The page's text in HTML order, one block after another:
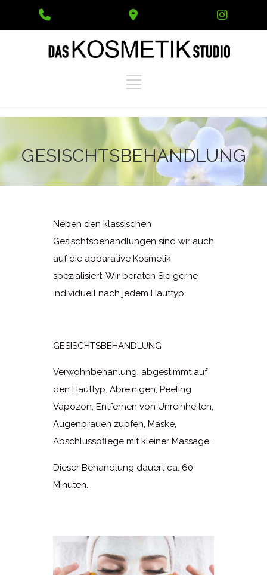
GESISCHTSBEHANDLUNG
Neben den klassischen
Gesischtsbehandlungen sind wir auch
auf die apparative Kosmetik
spezialisiert. Wir beraten Sie gerne
individuell nach jedem Hauttyp.
GESISCHTSBEHANDLUNG
Verwohnbehanlung, abgestimmt auf
den Hauttyp. Abreinigen, Peeling
Vapozon, Entfernen von Unreinheiten,
Augenbrauen zupfen, Maske,
Abschlusspflege mit kleiner Massage.
Dieser Behandlung dauert ca. 60
Minuten.
Number
for
Maps